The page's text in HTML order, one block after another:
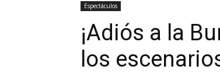
Espectáculos
¡Adiós a la
los